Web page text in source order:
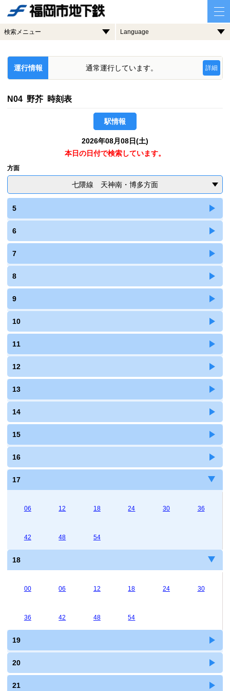
検索メニュー Language
運行情報 通常運行しています。 詳細
N04 野芥 時刻表
駅情報
2026年08月08日(土)
本日の日付で検索しています。
方面
七隈線 天神南・博多方面
5
6
7
8
9
10
11
12
13
14
15
16
17
06 12 18 24 30 36
42 48 54
18
00 06 12 18 24 30
36 42 48 54
19
20
21